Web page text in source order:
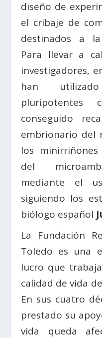
diseño de
el cribaje de
destinados a
Para llevar a
investigadores,
han
conseguido
embrionario del
los
del
mediante el
siguiendo los
biólogo español
La Fundación
Toledo es una
lucro que
calidad de vida
En sus cuatro
prestado su
vida queda